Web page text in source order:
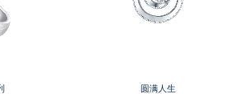
圆满人生